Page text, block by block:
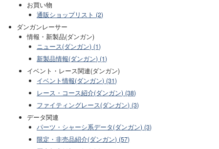
お買い物
通販ショップリスト (2)
ダンガンレーサー
情報・新製品(ダンガン)
ニュース(ダンガン) (1)
新製品情報(ダンガン) (1)
イベント・レース関連(ダンガン)
イベント情報(ダンガン) (31)
レース・コース紹介(ダンガン) (38)
ファイティングレース(ダンガン) (3)
データ関連
パーツ・シャーシ系データ(ダンガン) (3)
限定・非売品紹介(ダンガン) (57)